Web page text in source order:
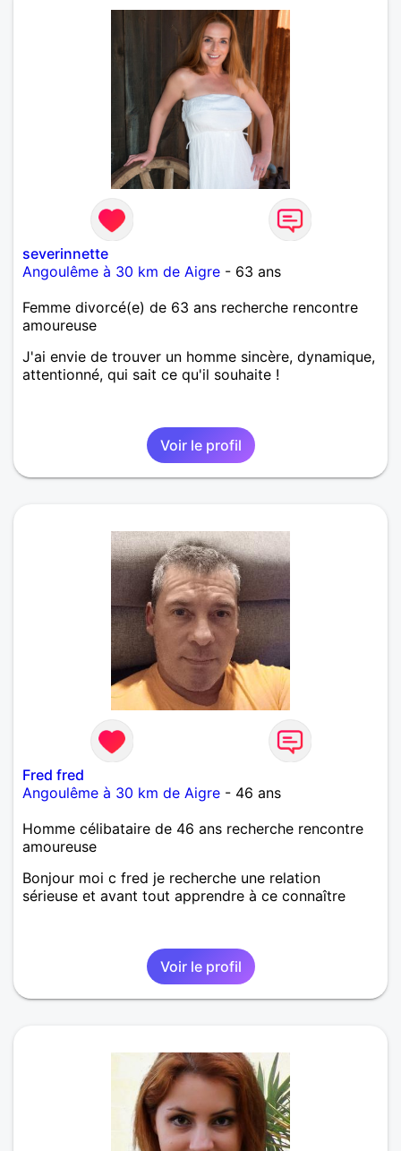
severinnette
Angoulême à 30 km de Aigre - 63 ans
Femme divorcé(e) de 63 ans recherche rencontre
amoureuse
J'ai envie de trouver un homme sincère, dynamique,
attentionné, qui sait ce qu'il souhaite !
Voir le profil
Fred fred
Angoulême à 30 km de Aigre - 46 ans
Homme célibataire de 46 ans recherche rencontre
amoureuse
Bonjour moi c fred je recherche une relation
sérieuse et avant tout apprendre à ce connaître
Voir le profil